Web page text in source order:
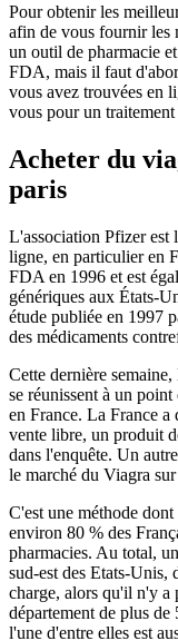
Pour obtenir les
afin de vous fournir les
un outil de pharmacie
FDA, mais il faut
vous avez trouvées en
vous pour un
Acheter du
paris
L'association Pfizer est
ligne, en particulier en
FDA en 1996 et est
génériques aux États-
étude publiée en 1997
des médicaments
Cette dernière
se réunissent à un
en France. La France
vente libre, un produit
dans l'enquête. Un
le marché du Viagra
C'est une méthode
environ 80 % des
pharmacies. Au total,
sud-est des Etats-Unis,
charge, alors qu'il n'y a
département de plus
l'une d'entre elles est